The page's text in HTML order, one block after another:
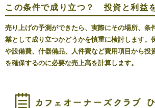
この条件で成り立つ？ 投資と利益
売り上げの予測ができたら、実際にその場所、条
業として成り立つかどうかを慎重に検討します。
や設備費、什器備品、人件費など費用項目から投
を確保するのに必要な売上高を計算します。